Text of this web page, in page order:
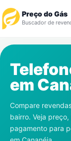
Preço do Gás
Buscador de
Revendedor
Notícias
Cadastre-se
em
Compare
bairro. Veja
pagamento para